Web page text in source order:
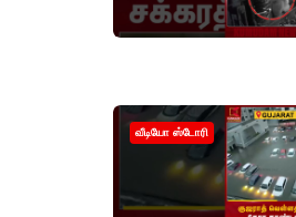
வீடியோ ஸ்டோரி